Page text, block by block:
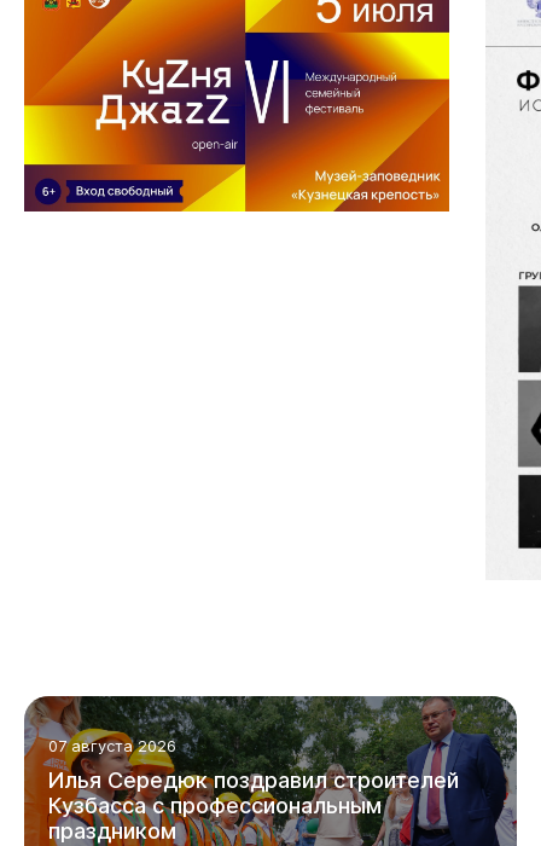
07 августа 2026
ИльяСередюкпоздравилстроителей
Кузбассаспрофессиональным
праздником